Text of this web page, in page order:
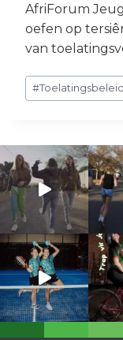
AfriForum
oefen op
van
Post
Tags:
#Toelatingsbeleid